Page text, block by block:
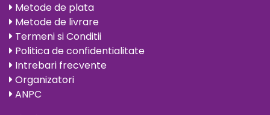
Metode de plata
Metode de livrare
Termeni si Conditii
Politica de confidentialitate
Intrebari frecvente
Organizatori
ANPC